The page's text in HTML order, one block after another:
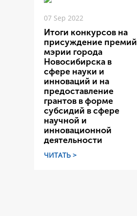
07 Sep 2022
Итоги конкурсов на
присуждение премий
мэрии города
Новосибирска в
сфере науки и
инноваций и на
предоставление
грантов в форме
субсидий в сфере
научной и
инновационной
деятельности
ЧИТАТЬ >